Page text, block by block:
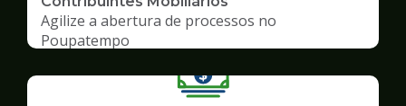
Agilize a abertura de processos no
Poupatempo